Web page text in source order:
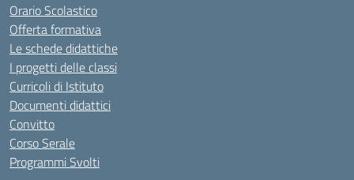
Orario Scolastico
Offerta formativa
Le schede didattiche
I progetti delle classi
Curricoli di Istituto
Documenti didattici
Convitto
Corso Serale
Programmi Svolti